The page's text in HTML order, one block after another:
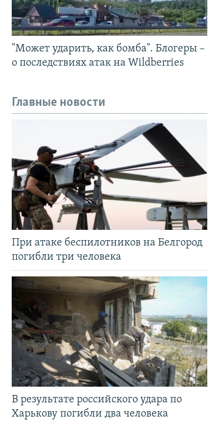
"Может ударить, как бомба". Блогеры –
о последствиях атак на Wildberries
Главные новости
При атаке беспилотников на Белгород
погибли три человека
В результате российского удара по
Харькову погибли два человека